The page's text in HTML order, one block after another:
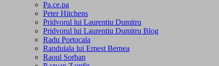
Pa.ce.pa
Peter Hitchens
Pridvorul lui Laurentiu Dumitru
Pridvorul lui Laurentiu Dumitru Blog
Radu Portocala
Randuiala lui Ernest Bernea
Raoul Sorban